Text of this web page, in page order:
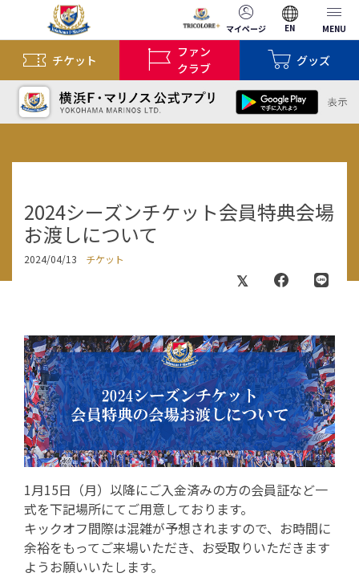
マイページ EN MENU
チケット
ファン
クラブ
グッズ
2024シーズンチケット会員特典会場
お渡しについて
2024/04/13 チケット
1月15日（月）以降にご入金済みの方の会員証など一
式を下記場所にてご用意しております。
キックオフ間際は混雑が予想されますので、お時間に
余裕をもってご来場いただき、お受取りいただきます
ようお願いいたします。